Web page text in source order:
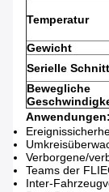
Temperatur
Gewicht
Serielle
Bewegliche
Anwendungen:
Verborgene/
Teams der
Inter-